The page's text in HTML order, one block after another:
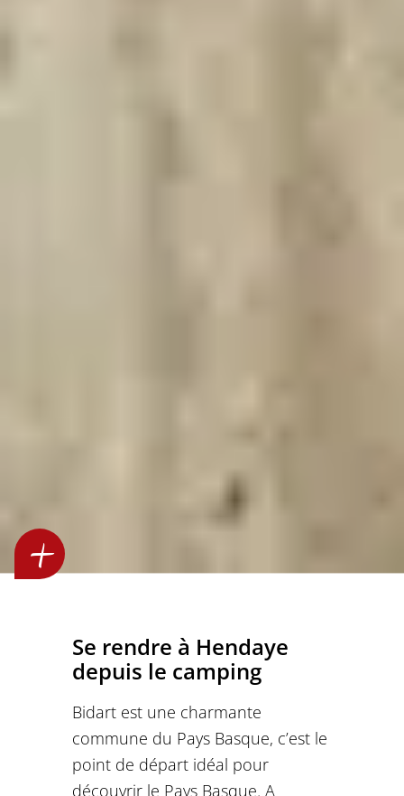
Se rendre à Hendaye
depuis le camping
Bidart est une charmante
commune du Pays Basque, c’est le
point de départ idéal pour
découvrir le Pays Basque. A